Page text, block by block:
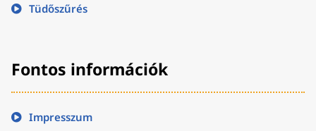
Tüdőszűrés
Fontos információk
Impresszum